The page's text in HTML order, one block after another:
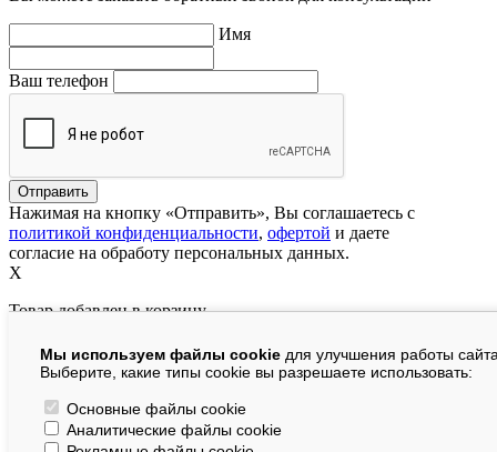
Мы используем файлы cookie для улучшения работы
Выберите, какие типы cookie вы разрешаете использовать:
Основные файлы cookie
Аналитические файлы cookie
Имя
Ваш телефон
Нажимая на кнопку «Отправить», Вы соглашаетесь с
политикой конфиденциальности, офертой и даете
согласие на обработу персональных данных.
X
Товар добавлен в корзину
В корзине:шт.
На сумму:руб.